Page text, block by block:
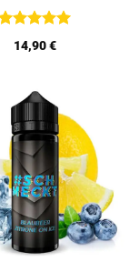
Bewertet
mit5von
14,90€